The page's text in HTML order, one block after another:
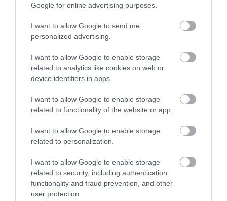
Google for online advertising purposes.
I want to allow Google to send me
personalized advertising.
I want to allow Google to enable storage
related to analytics like cookies on web or
device identifiers in apps.
I want to allow Google to enable storage
related to functionality of the website or app.
I want to allow Google to enable storage
related to personalization.
I want to allow Google to enable storage
related to security, including authentication
functionality and fraud prevention, and other
user protection.
EGÉSZSÉGÜGY
Válság fenyeget? Egyre kevesebb a háziorvos
júliusi adatai alapján a GKI megvizsgálta, hogyan alakult a
háziorvosi praxisok száma Magyarországon 2010 óta, illetve hol